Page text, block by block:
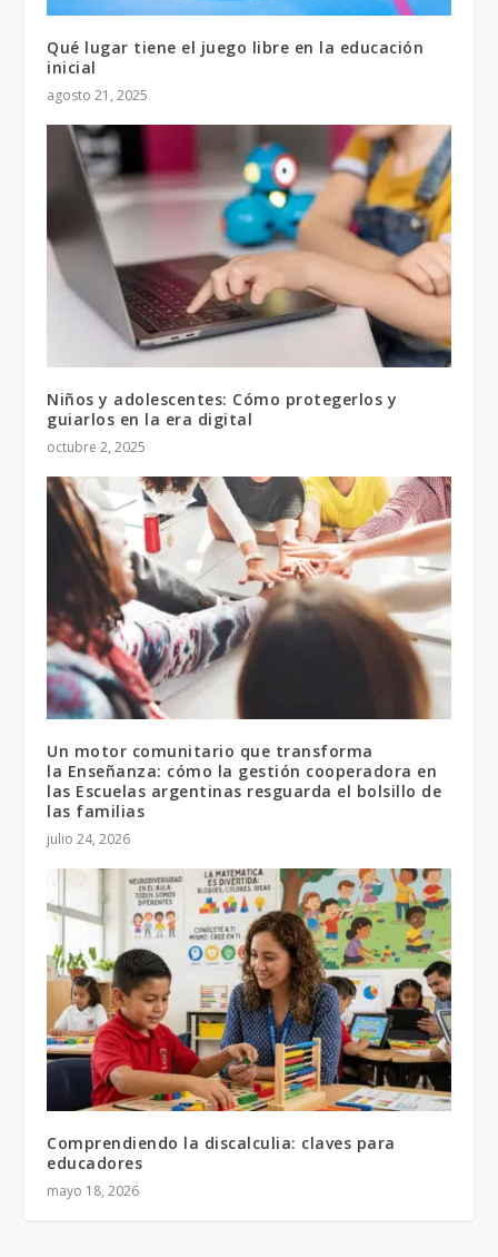
Qué lugar tiene el juego libre en la educación
inicial
agosto 21, 2025
Niños y adolescentes: Cómo protegerlos y
guiarlos en la era digital
octubre 2, 2025
Un motor comunitario que transforma
la Enseñanza: cómo la gestión cooperadora en
las Escuelas argentinas resguarda el bolsillo de
las familias
julio 24, 2026
Comprendiendo la discalculia: claves para
educadores
mayo 18, 2026